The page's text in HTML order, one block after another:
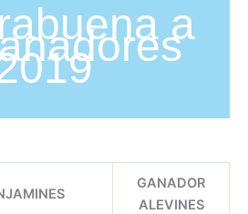
a
GANADOR
ALEVINES